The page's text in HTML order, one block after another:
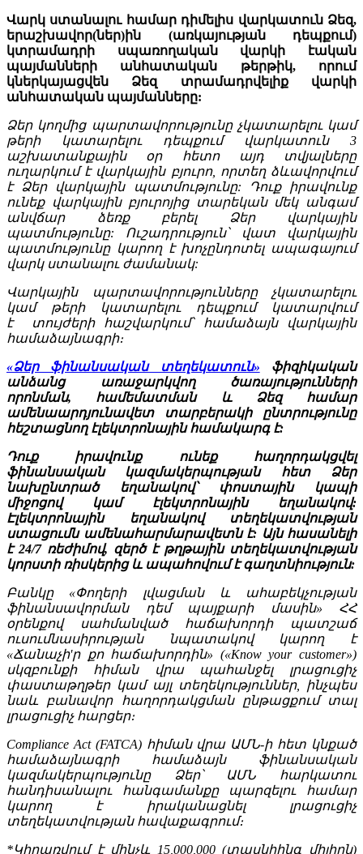
Վարկ ստանալու համար դիմելիս վարկատուն Ձեզ,
երաշխավոր(ներ)ին (առկայության դեպքում)
կտրամադրի սպառողական վարկի էական
պայմանների անհատական թերթիկ, որում
կներկայացվեն Ձեզ տրամադրվելիք վարկի
անհատական պայմանները:
Ձեր կողմից պարտավորությունը չկատարելու կամ
թերի կատարելու դեպքում վարկատուն 3
աշխատանքային օր հետո այդ տվյալները
ուղարկում է վարկային բյուրո, որտեղ ձևավորվում
է Ձեր վարկային պատմությունը: Դուք իրավունք
ունեք վարկային բյուրոյից տարեկան մեկ անգամ
անվճար ձեռք բերել Ձեր վարկային
պատմությունը: Ուշադրություն՝ վատ վարկային
պատմությունը կարող է խոչընդոտել ապագայում
վարկ ստանալու ժամանակ:
Վարկային պարտավորությունները չկատարելու
կամ թերի կատարելու դեպքում կատարվում
է տույժերի հաշվարկում՝ համաձայն վարկային
համաձայնագրի։
«Ձեր ֆինանսական տեղեկատուն» ֆիզիկական
անձանց առաջարկվող ծառայությունների
որոնման, համեմատման և Ձեզ համար
ամենաարդյունավետ տարբերակի ընտրությունը
հեշտացնող էլեկտրոնային համակարգ է:
Դուք իրավունք ունեք հաղորդակցվել
ֆինանսական կազմակերպության հետ Ձեր
նախընտրած եղանակով՝ փոստային կապի
միջոցով կամ էլեկտրոնային եղանակով:
Էլեկտրոնային եղանակով տեղեկատվության
ստացումն ամենահարմարավետն է: Այն հասանելի
է 24/7 ռեժիմով, զերծ է թղթային տեղեկատվության
կորստի ռիսկերից և ապահովում է գաղտնիություն:
Բանկը «Փողերի լվացման և ահաբեկչության
ֆինանսավորման դեմ պայքարի մասին» ՀՀ
օրենքով սահմանված հաճախորդի պատշաճ
ուսումնասիրության նպատակով կարող է
«Ճանաչի'ր քո հաճախորդին» («Know your customer»)
սկզբունքի հիման վրա պահանջել լրացուցիչ
փաստաթղթեր կամ այլ տեղեկություններ, ինչպես
նաև բանավոր հաղորդակցման ընթացքում տալ
լրացուցիչ հարցեր։
Compliance Act (FATCA) հիման վրա ԱՄՆ-ի հետ կնքած
համաձայնագրի համաձայն ֆինանսական
կազմակերպությունը Ձեր՝ ԱՄՆ հարկատու
հանդիսանալու հանգամանքը պարզելու համար
կարող է իրականացնել լրացուցիչ
տեղեկատվության հավաքագրում։
*Կիրառվում է մինչև 15,000,000 (տասնհինգ միլիոն)